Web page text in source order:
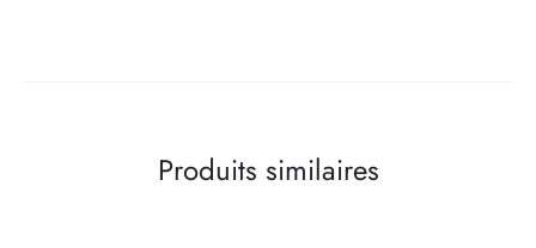
Produits similaires